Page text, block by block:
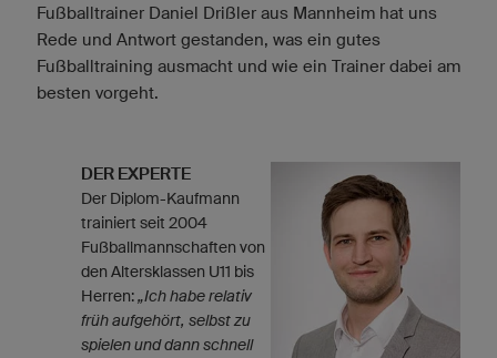
Fußballtrainer Daniel Drißler aus Mannheim hat uns
Rede und Antwort gestanden, was ein gutes
Fußballtraining ausmacht und wie ein Trainer dabei am
besten vorgeht.
DER EXPERTE
Der Diplom-Kaufmann
trainiert seit 2004
Fußballmannschaften von
den Altersklassen U11 bis
Herren:„Ich habe relativ
früh aufgehört, selbst zu
spielen und dann schnell